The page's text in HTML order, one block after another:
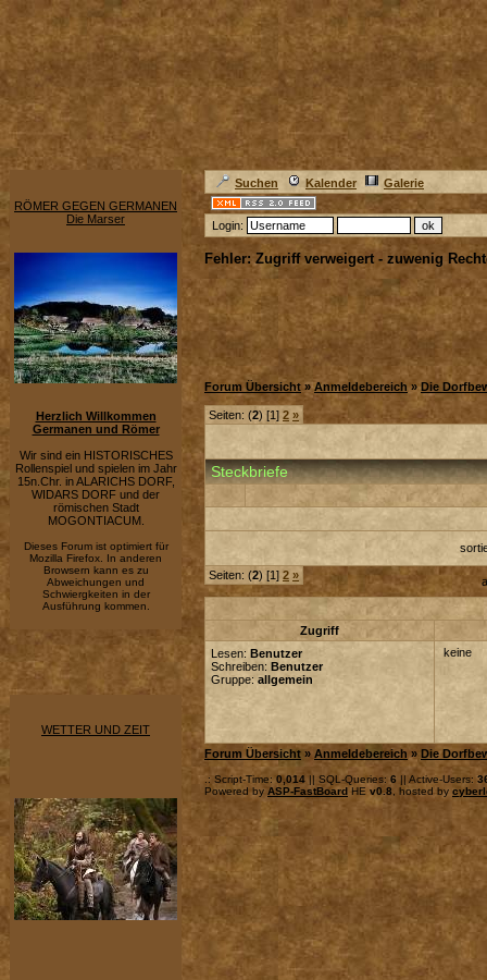
RÖMER GEGEN GERMANEN
Die Marser
Herzlich Willkommen
Germanen und Römer
Wir sind ein HISTORISCHES
Rollenspiel und spielen im Jahr
15n.Chr. in ALARICHS DORF,
WIDARS DORF und der
römischen Stadt
MOGONTIACUM.
Dieses Forum ist optimiert für
Mozilla Firefox. In anderen
Browsern kann es zu
Abweichungen und
Schwiergkeiten in der
Ausführung kommen.
WETTER UND ZEIT
Suchen Kalender Galerie
Login:
Fehler: Zugriff verweigert - zuwenig
Forum Übersicht »Anmeldebereich »Die
Seiten: (2) [1] 2 »
Steckbriefe
Seiten: (2) [1] 2 »
Zugriff
Lesen: Benutzer
Schreiben: Benutzer
Gruppe: allgemein
keine
Forum Übersicht » Anmeldebereich » Die
.: Script-Time:0,014 || SQL-Queries: 6 || Active-Users:
Powered by ASP-FastBoard HE v0.8 , hosted by